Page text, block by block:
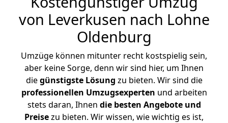
von Leverkusen nach Lohne
Oldenburg
Umzüge können mitunter recht kostspielig sein,
aber keine Sorge, denn wir sind hier, um Ihnen
diegünstigste Lösung zu bieten. Wir sind die
professionellen Umzugsexperten und arbeiten
stets daran, Ihnen die besten Angebote und
Preisezu bieten. Wir wissen, wie wichtig es ist,